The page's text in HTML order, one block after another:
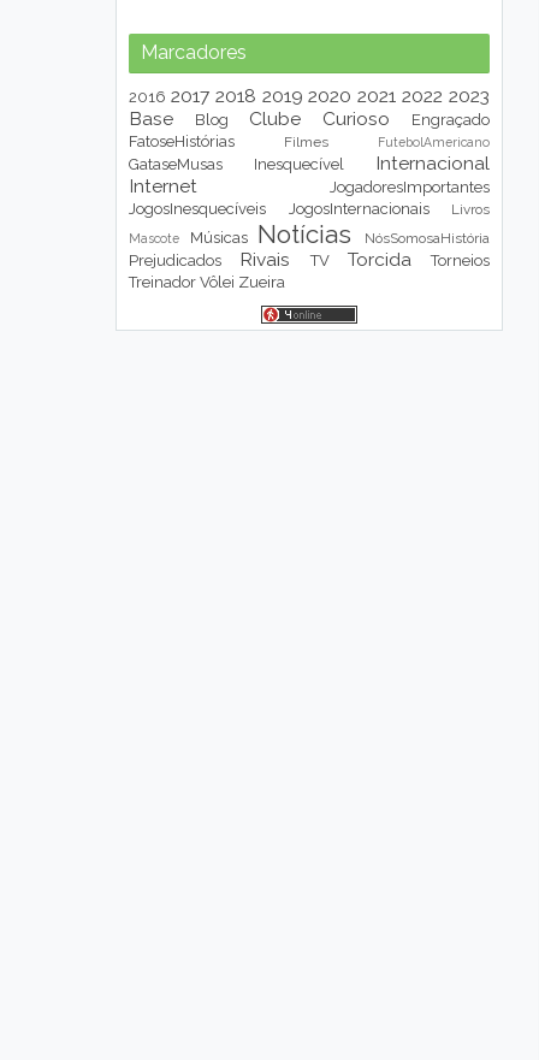
Marcadores
2016 2017 2018 2019 2020 2021 2022 2023
Base
Blog Clube Curioso
Engraçado
FatoseHistórias
Filmes FutebolAmericano
GataseMusas Inesquecível
Internacional
Internet
JogadoresImportantes
JogosInesquecíveis
JogosInternacionais Livros
Mascote Músicas Notícias NósSomosaHistória
Prejudicados Rivais TV Torcida
Torneios
Treinador Vôlei Zueira